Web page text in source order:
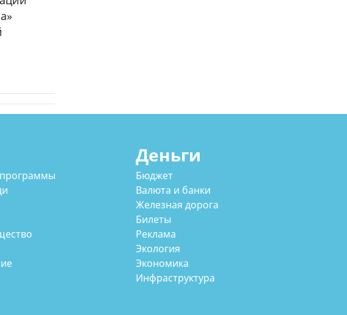
Деньги
Бюджет
Валюта и банки
Железная дорога
Билеты
Реклама
Экология
Экономика
Инфраструктура